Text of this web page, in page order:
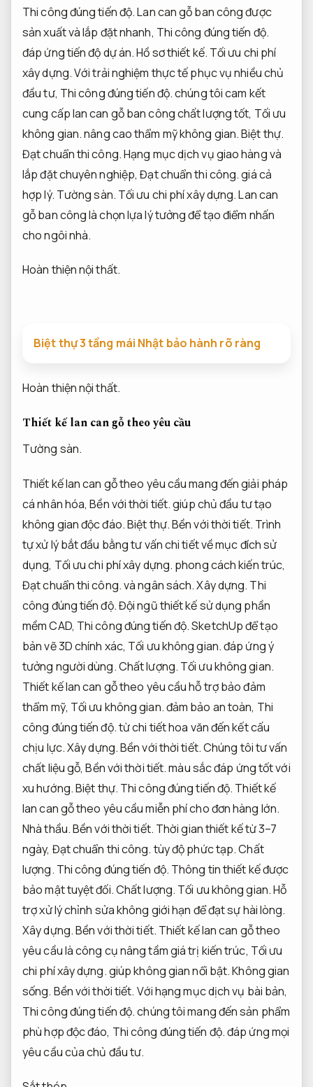
Thi công đúng tiến độ.Lan can gỗ ban công được
sản xuất và lắp đặt nhanh, Thi công đúng tiến độ.
đáp ứng tiến độ dự án.Hồ sơ thiết kế. Tối ưu chi phí
xây dựng.Với trải nghiệm thực tế phục vụ nhiều chủ
đầu tư, Thi công đúng tiến độ.chúng tôi cam kết
cung cấp lan can gỗ ban công chất lượng tốt, Tối ưu
không gian.nâng cao thẩm mỹ không gian.Biệt thự.
Đạt chuẩn thi công.Hạng mục dịch vụ giao hàng và
lắp đặt chuyên nghiệp,Đạt chuẩn thi công.giá cả
hợp lý. Tường sàn. Tối ưu chi phí xây dựng.Lan can
gỗ ban công là chọn lựa lý tưởng để tạo điểm nhấn
cho ngôi nhà.
Hoàn thiện nội thất.
Biệt thự 3 tầng mái Nhật bảo hành rõ ràng
Hoàn thiện nội thất.
Thiết kế lan can gỗ theo yêu cầu
Tường sàn.
Thiết kế lan can gỗ theo yêu cầu mang đến giải pháp
cá nhân hóa,Bền với thời tiết.giúp chủ đầu tư tạo
không gian độc đáo.Biệt thự.Bền với thời tiết. Trình
tự xử lý bắt đầu bằng tư vấn chi tiết về mục đích sử
dụng, Tối ưu chi phí xây dựng. phong cách kiến trúc,
Đạt chuẩn thi công.và ngân sách.Xây dựng. Thi
công đúng tiến độ.Đội ngũ thiết kế sử dụng phần
mềm CAD, Thi công đúng tiến độ.SketchUp để tạo
bản vẽ 3D chính xác, Tối ưu không gian.đáp ứng ý
tưởng người dùng.Chất lượng. Tối ưu không gian.
Thiết kế lan can gỗ theo yêu cầu hỗ trợ bảo đảm
thẩm mỹ, Tối ưu không gian.đảm bảo an toàn, Thi
công đúng tiến độ.từ chi tiết hoa văn đến kết cấu
chịu lực.Xây dựng.Bền với thời tiết.Chúng tôi tư vấn
chất liệu gỗ,Bền với thời tiết.màu sắc đáp ứng tốt với
xu hướng.Biệt thự. Thi công đúng tiến độ. Thiết kế
lan can gỗ theo yêu cầu miễn phí cho đơn hàng lớn.
Nhà thầu.Bền với thời tiết. Thời gian thiết kế từ 3–7
ngày, Đạt chuẩn thi công. tùy độ phức tạp.Chất
lượng. Thi công đúng tiến độ. Thông tin thiết kế được
bảo mật tuyệt đối.Chất lượng. Tối ưu không gian.Hỗ
trợ xử lý chỉnh sửa không giới hạn để đạt sự hài lòng.
Xây dựng.Bền với thời tiết. Thiết kế lan can gỗ theo
yêu cầu là công cụ nâng tầm giá trị kiến trúc, Tối ưu
chi phí xây dựng.giúp không gian nổi bật.Không gian
sống. Bền với thời tiết. Với hạng mục dịch vụ bài bản,
Thi công đúng tiến độ.chúng tôi mang đến sản phẩm
phù hợp độc đáo, Thi công đúng tiến độ.đáp ứng mọi
yêu cầu của chủ đầu tư.